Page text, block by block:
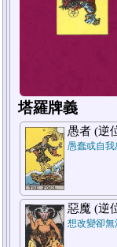
2.
塔羅牌義
愚者 (逆
愚蠢或自我
惡魔 (逆
想改變卻無